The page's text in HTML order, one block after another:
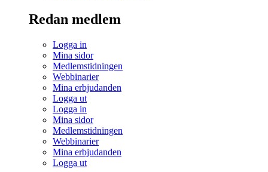
Redan medlem
Logga in
Mina sidor
Medlemstidningen
Webbinarier
Mina erbjudanden
Logga ut
Logga in
Mina sidor
Medlemstidningen
Webbinarier
Mina erbjudanden
Logga ut